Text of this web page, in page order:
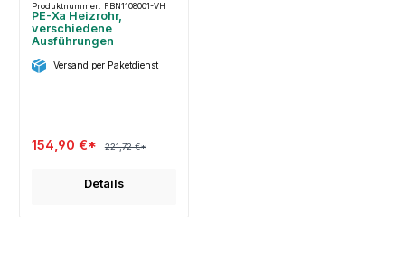
Produktnummer: FBN1108001-VH
PE-Xa Heizrohr,
verschiedene
Ausführungen
Versand per Paketdienst
154,90 €* 221,72 €*
Details